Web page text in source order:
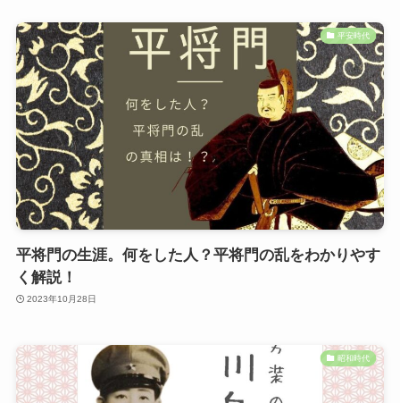
平安時代
平将門の生涯。何をした人？平将門の乱をわかりやす
く解説！
2023年10月28日
昭和時代